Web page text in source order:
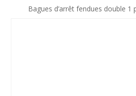
Bagues d’arrêt fendues double 1